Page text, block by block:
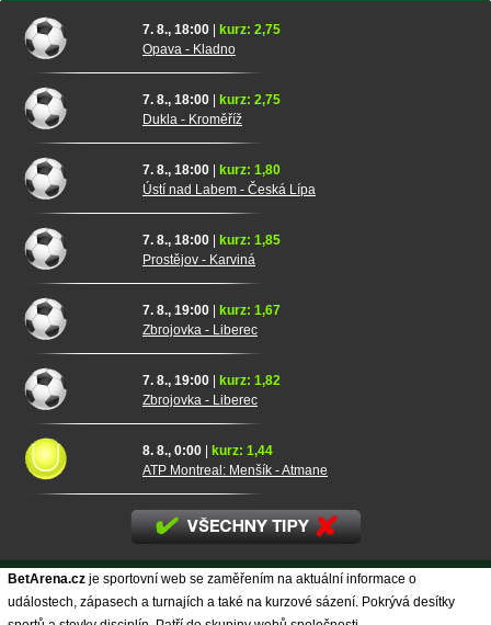
7. 8., 18:00
kurz: 2,75
Opava - Kladno
7. 8., 18:00
kurz: 2,75
Dukla - Kroměříž
7. 8., 18:00
kurz: 1,80
Ústí nad Labem - Česká Lípa
7. 8., 18:00
kurz: 1,85
Prostějov - Karviná
7. 8., 19:00
kurz: 1,67
Zbrojovka - Liberec
7. 8., 19:00
kurz: 1,82
Zbrojovka - Liberec
8. 8., 0:00
kurz: 1,44
ATP Montreal: Menšík - Atmane
BetArena.cz je sportovní web se zaměřením na aktuální informace o
událostech, zápasech a turnajích a také na kurzové sázení. Pokrývá desítky